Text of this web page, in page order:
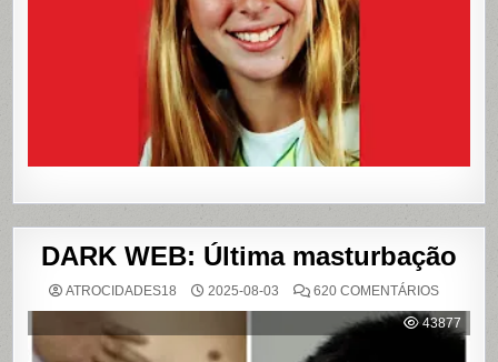
DARK WEB: Última masturbação
ATROCIDADES18 2025-08-03 620 COMENTÁRIOSEM
WEB:
ÚLTIMA
43877